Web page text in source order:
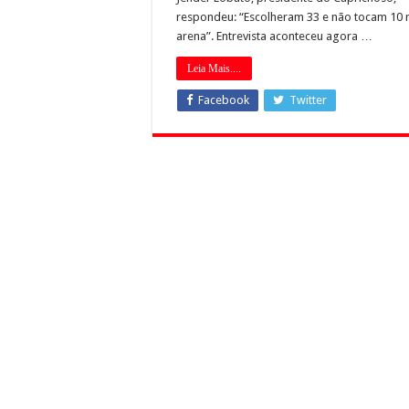
respondeu: “Escolheram 33 e não tocam 10
arena”. Entrevista aconteceu agora …
Leia Mais....
Facebook Twitter